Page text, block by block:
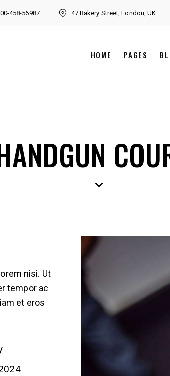
458-56987 47 Bakery Street, London, UK
HOME PAGES
nisi. Ut
tempor ac
et eros